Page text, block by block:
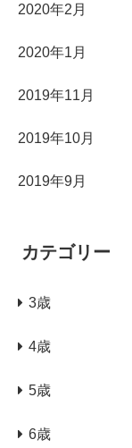
2020年2月
2020年1月
2019年11月
2019年10月
2019年9月
カテゴリー
3歳
4歳
5歳
6歳